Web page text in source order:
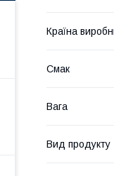
Країна
Смак
Вага
Вид продукту